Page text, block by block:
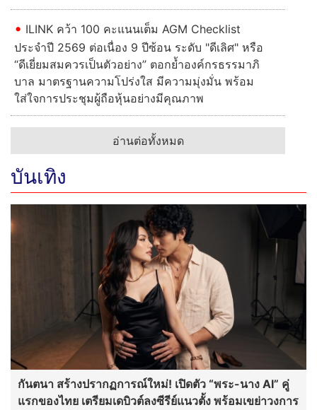
ILINK คว้า 100 คะแนนเต็ม AGM Checklist
ประจำปี 2569 ต่อเนื่อง 9 ปีซ้อน ระดับ "ดีเลิศ" หรือ
“ดีเยี่ยมสมควรเป็นตัวอย่าง” ตอกย้ำองค์กรธรรมาภิ
บาล มาตรฐานความโปร่งใส มีความมุ่งมั่น พร้อม
ใส่ใจการประชุมผู้ถือหุ้นอย่างมีคุณภาพ
อ่านต่อทั้งหมด
บันเทิง
กันตนา สร้างปรากฏการณ์ใหม่! เปิดตัว “พระ-นาง AI” คู่
แรกของไทย เตรียมเดบิวต์ลงซีรีย์แนวตั้ง พร้อมเขย่าวงการ